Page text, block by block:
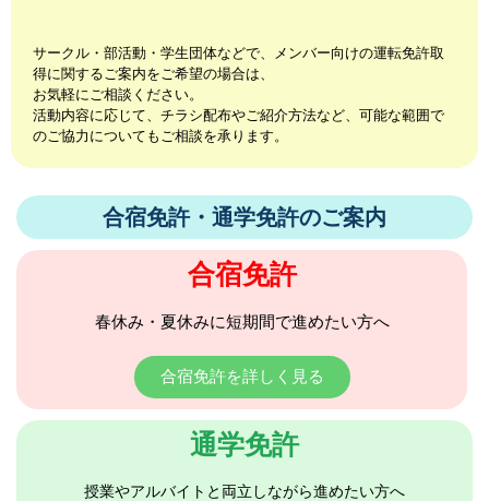
サークル・部活動・学生団体などで、メンバー向けの運転免許取
得に関するご案内をご希望の場合は、
お気軽にご相談ください。
活動内容に応じて、チラシ配布やご紹介方法など、可能な範囲で
のご協力についてもご相談を承ります。
合宿免許・通学免許のご案内
合宿免許
春休み・夏休みに短期間で進めたい方へ
合宿免許を詳しく見る
通学免許
授業やアルバイトと両立しながら進めたい方へ